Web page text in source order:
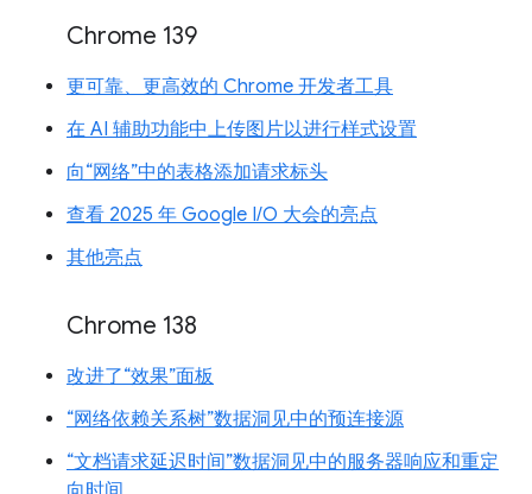
Chrome 139
更可靠、更高效的 Chrome 开发者工具
在 AI 辅助功能中上传图片以进行样式设置
向“网络”中的表格添加请求标头
查看 2025 年 Google I/O 大会的亮点
其他亮点
Chrome 138
改进了“效果”面板
“网络依赖关系树”数据洞见中的预连接源
“文档请求延迟时间”数据洞见中的服务器响应和重定